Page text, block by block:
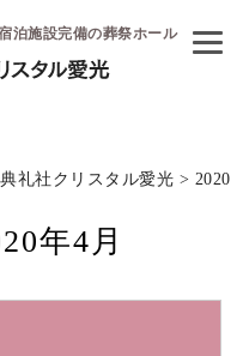
施設完備の葬祭ホール
礼社クリスタル愛光 > 2020
年4月